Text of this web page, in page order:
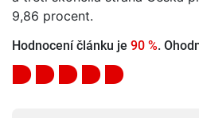
9,86 procent.
Hodnocení článku je 90 %.